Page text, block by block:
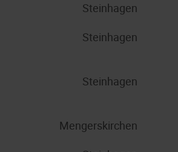
Steinhagen
Steinhagen
Steinhagen
Mengerskirchen